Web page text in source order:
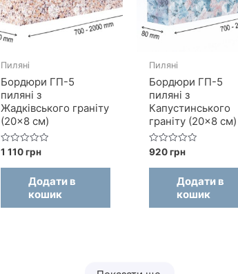
Пиляні
Бордюри ГП-5
пиляні з
Жадківського граніту
(20×8 см)
Оцінено
в
0
1 110грн
Додати в
кошик
Пиляні
Бордюри ГП-5
пиляні з
Капустинського
граніту (20×8 см)
Оцінено
в
0
920грн
Додати в
кошик